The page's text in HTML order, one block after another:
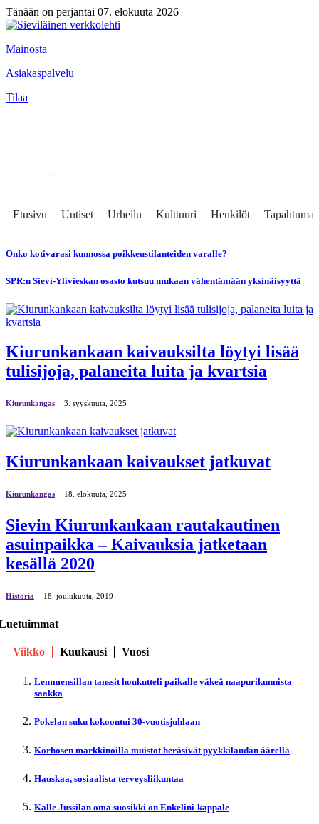
Tänään on perjantai 07. elokuuta 2026
Mainosta
Asiakaspalvelu
Tilaa
Etusivu Uutiset Urheilu Kulttuuri Henkilöt Tapahtumat
Onko kotivarasi kunnossa poikkeustilanteiden varalle?
SPR:n Sievi-Ylivieskan osasto kutsuu mukaan vähentämään yksinäisyyttä
Kiurunkankaan kaivauksilta löytyi lisää
tulisijoja, palaneita luita ja kvartsia
Kiurunkangas 3. syyskuuta, 2025
Kiurunkankaan kaivaukset jatkuvat
Kiurunkangas 18. elokuuta, 2025
Sievin Kiurunkankaan rautakautinen
asuinpaikka – Kaivauksia jatketaan
kesällä 2020
Historia 18. јoulukuuta, 2019
Viikko Kuukausi Vuosi
Lemmensillan tanssit houkutteli paikalle väkeä naapurikunnista
saakka
Pokelan suku kokoontui 30-vuotisjuhlaan
Korhosen markkinoilla muistot heräsivät pyykkilaudan äärellä
Hauskaa, sosiaalista terveysliikuntaa
Kalle Jussilan oma suosikki on Enkelini-kappale